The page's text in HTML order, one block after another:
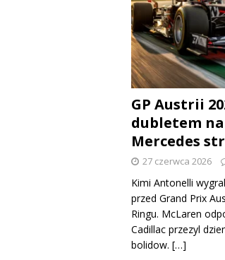
GP Austrii
dubletem
Mercedes
27 czerwca 2026
Kimi Antonelli
przed Grand Prix
Ringu. McLaren
Cadillac przezyl
bolidow. […]